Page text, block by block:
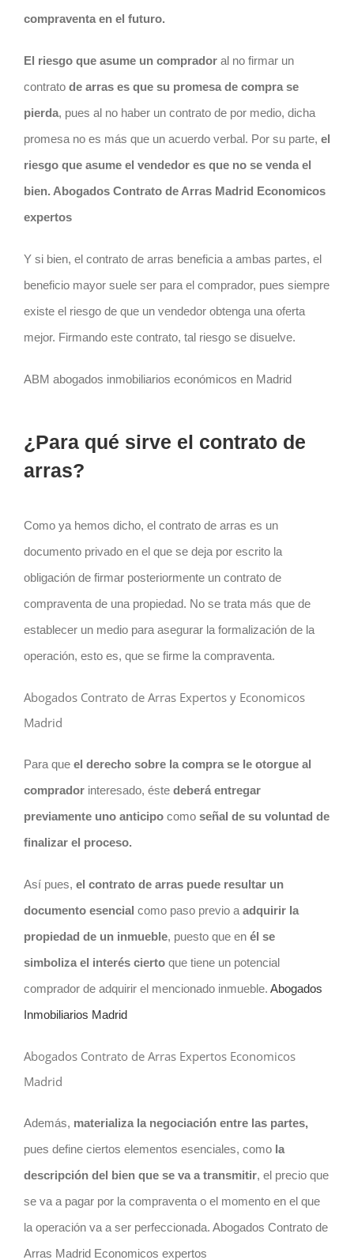
compraventa en el futuro.
El riesgoque asume un compradoral no firmar un
contrato de arras es que su promesa de compra se
pierda, pues al no haber un contratode por medio, dicha
promesa no es más que un acuerdo verbal. Por su parte, el
riesgoque asume el vendedor es que no se venda el
bien. Abogados Contrato de Arras Madrid Economicos
expertos
Y si bien, el contratode arras beneficia a ambas partes, el
beneficio mayor suele ser para el comprador, pues siempre
existe el riesgode que un vendedor obtenga una oferta
mejor. Firmando este contrato, tal riesgose disuelve.
ABM abogados inmobiliarios económicos en Madrid
¿Para qué sirve el contrato de
arras?
Como ya hemos dicho, el contratode arras es un
documento privado en el que se deja por escrito la
obligación de firmar posteriormente un contrato de
compraventa de una propiedad. No se trata más que de
establecer un medio para asegurar la formalización de la
operación, esto es, que se firme la compraventa.
Abogados Contrato de Arras Expertos y Economicos
Madrid
Para que el derecho sobre la compra se le otorgue al
compradorinteresado, éstedeberá entregar
previamente uno anticipocomo señal de su voluntad de
finalizar el proceso.
Así pues, el contratode arras puede resultar un
documento esencial como paso previo a adquirir la
propiedad de un inmueble, puesto que en él se
simboliza el interés ciertoque tiene un potencial
comprador de adquirir el mencionado inmueble. Abogados
Inmobiliarios Madrid
Abogados Contrato de Arras Expertos Economicos
Madrid
Además, materializa la negociación entre las partes,
pues define ciertos elementos esenciales, como la
descripción del bien que se va a transmitir, el precio que
se va a pagar por la compraventa o el momento en el que
la operación va a ser perfeccionada. Abogados Contrato de
Arras Madrid Economicos expertos